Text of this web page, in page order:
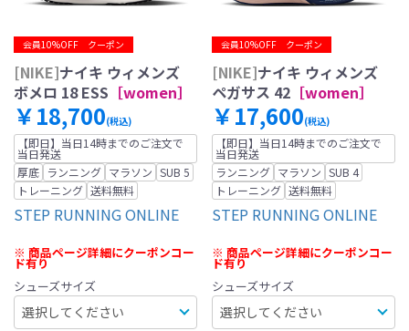
会員10%OFF クーポン
[NIKE]ナイキ ウィメンズ
ボメロ 18 ESS ［women］
￥18,700(税込)
【即日】当日14時までのご注文で
当日発送
厚底 ランニング マラソン SUB 5
トレーニング 送料無料
STEP RUNNING ONLINE
※ 商品ページ詳細にクーポンコー
ド有り
シューズサイズ
会員10%OFF クーポン
[NIKE]ナイキ ウィメンズ
ペガサス 42 ［women］
￥17,600(税込)
【即日】当日14時までのご注文で
当日発送
ランニング マラソン SUB 4
トレーニング 送料無料
STEP RUNNING ONLINE
※ 商品ページ詳細にクーポンコー
ド有り
シューズサイズ